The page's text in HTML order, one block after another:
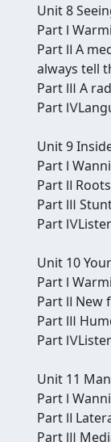
Unit 8
Part Ⅰ
Part Ⅱ A
always tell
Part Ⅲ A
Part
Unit 9
Part Ⅰ
Part Ⅱ
Part Ⅲ
Part
Unit 10
Part Ⅰ
Part Ⅱ New
Part Ⅲ
Part
Unit 11
Part Ⅰ
Part Ⅱ
Part Ⅲ